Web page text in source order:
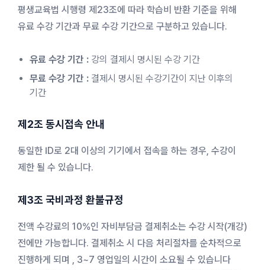
평생교육법 시행령 제23조에 따라 학습비 반환 기준을 위해
유료 수강 기간과 무료 수강 기간으로 구분하고 있습니다.
유료 수강 기간 : 강의 결제시 명시된 수강 기간
무료 수강 기간 : 결제시 명시된 수강기간이 지난 이후의
기간
제2조 동시접속 안내
동일한 ID로 2대 이상의 기기에서 접속을 하는 경우, 수강이
제한 될 수 있습니다.
제3조 국비과정 환불규정
전액 수강료의 10%인 자비부담금 결제취소는 수강 시작(개강)
전에만 가능합니다. 결제취소 시 다음 처리절차를 순차적으로
진행하게 되며 , 3~7 영업일의 시간이 소요될 수 있습니다